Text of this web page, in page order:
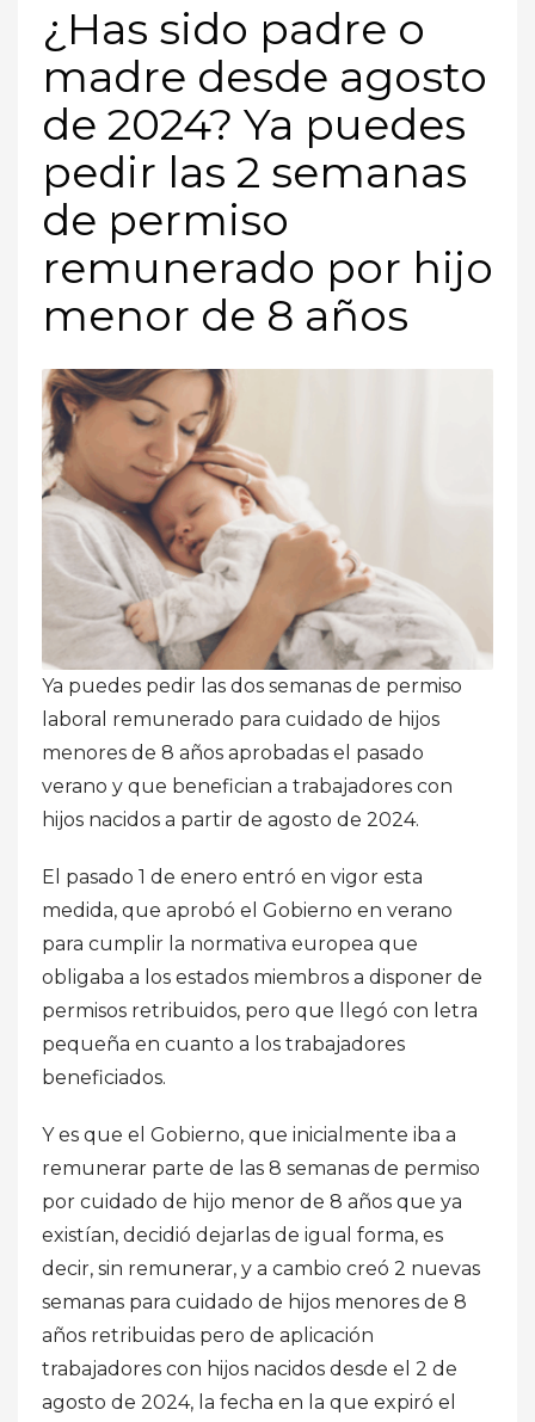
¿Has sido padre o
madre desde agosto
de 2024? Ya puedes
pedir las 2 semanas
de permiso
remunerado por hijo
menor de 8 años
Ya puedes pedir las dos semanas de permiso
laboral remunerado para cuidado de hijos
menores de 8 años aprobadas el pasado
verano y que benefician a trabajadores con
hijos nacidos a partir de agosto de 2024.
El pasado 1 de enero entró en vigor esta
medida, que aprobó el Gobierno en verano
para cumplir la normativa europea que
obligaba a los estados miembros a disponer de
permisos retribuidos, pero que llegó con letra
pequeña en cuanto a los trabajadores
beneficiados.
Y es que el Gobierno, que inicialmente iba a
remunerar parte de las 8 semanas de permiso
por cuidado de hijo menor de 8 años que ya
existían, decidió dejarlas de igual forma, es
decir, sin remunerar, y a cambio creó 2 nuevas
semanas para cuidado de hijos menores de 8
años retribuidas pero de aplicación
trabajadores con hijos nacidos desde el 2 de
agosto de 2024, la fecha en la que expiró el